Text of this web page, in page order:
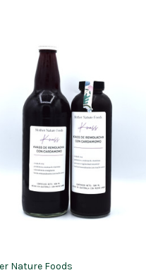
Nature Foods